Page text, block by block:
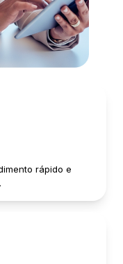
rápido e